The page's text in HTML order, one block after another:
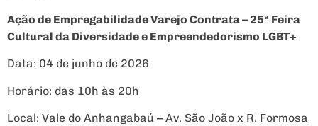
Ação de Empregabilidade Varejo Contrata – 25ª Feira
Cultural da Diversidade e Empreendedorismo LGBT+
Data: 04 de junho de 2026
Horário: das 10h às 20h
Local: Vale do Anhangabaú – Av. São João x R. Formosa